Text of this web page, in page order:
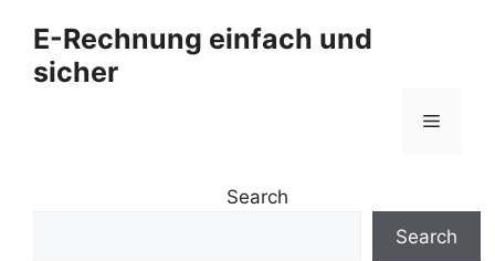
Inhalt
springen
E-Rechnung einfach und
sicher
Menü
Search
Search